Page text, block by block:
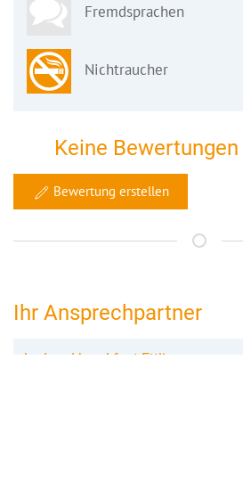
Fremdsprachen
Nichtraucher
Keine
Bewertung erstellen
Ihr Ansprechpartner
bed and breakfast Ettlingen